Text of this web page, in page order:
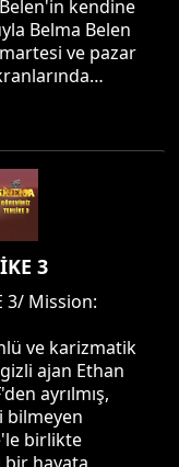
kendine
Belma Belen
ve pazar
3
3/ Mission:
ve karizmatik
ajan Ethan
ayrılmış,
bilmeyen
birlikte